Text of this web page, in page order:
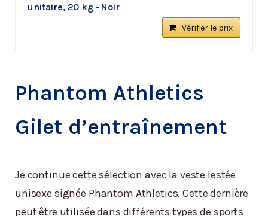
unitaire, 20 kg - Noir
Vérifier le prix
Phantom Athletics
Gilet d’entraînement
Je continue cette sélection avec la veste lestée
unisexe signée Phantom Athletics. Cette dernière
peut être utilisée dans différents types de sports